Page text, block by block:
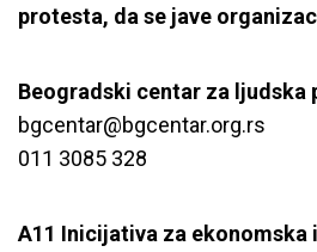
protesta, da se jave
Beogradski centar za ljudska
bgcentar@bgcentar.org.rs
011 3085 328
A11 Inicijativa za ekonomska